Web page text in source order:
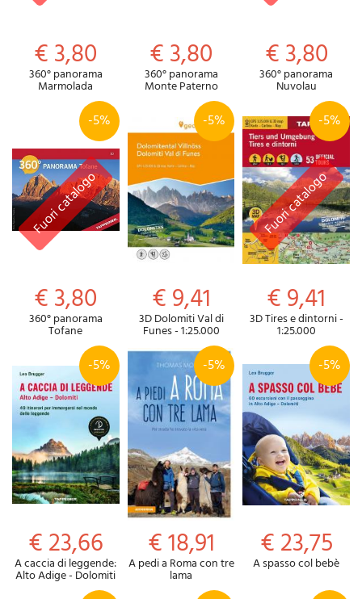
€ 3,80
360° panorama
Marmolada
€ 3,80
360° panorama
Monte Paterno
€ 3,80
360° panorama
Nuvolau
-5%
€ 3,80
360° panorama
Tofane
-5%
€ 9,41
3D Dolomiti Val di
Funes - 1:25.000
-5%
€ 9,41
3D Tires e dintorni -
1:25.000
-5%
€ 23,66
A caccia di leggende:
Alto Adige - Dolomiti
-5%
€ 18,91
A pedi a Roma con tre
lama
-5%
€ 23,75
A spasso col bebè